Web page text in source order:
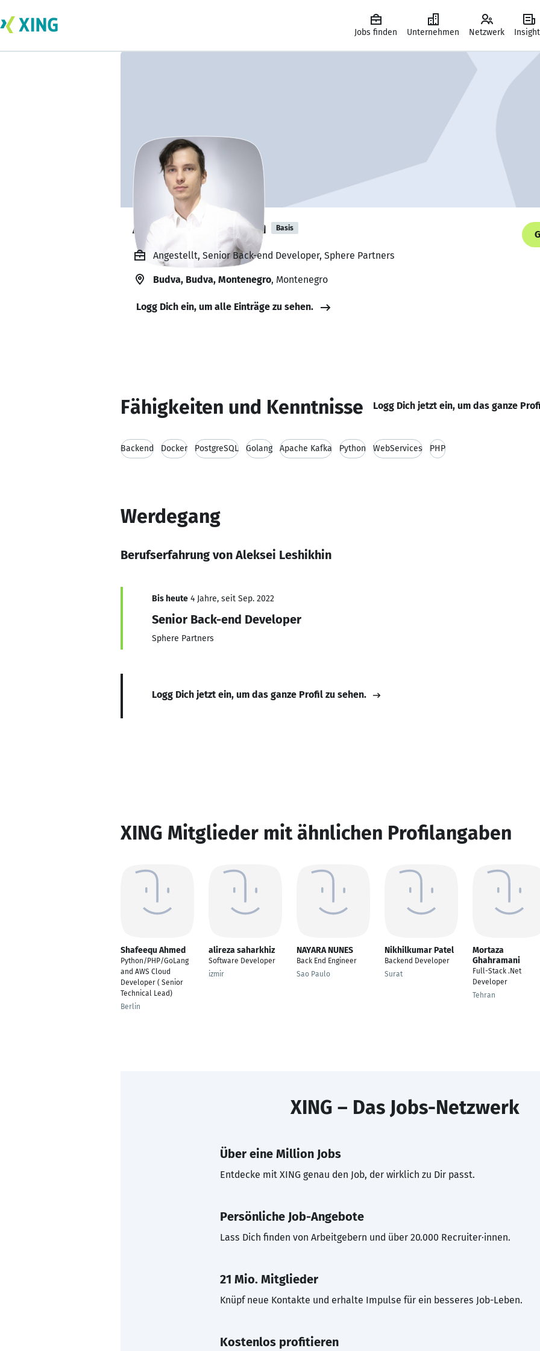
Jobs finden Unternehmen Netzwerk
Aleksei Leshikhin Basis
Angestellt, Senior Back-end Developer, Sphere Partners
Budva, Budva, Montenegro, Montenegro
Logg Dich ein, um alle Einträge zu sehen.
Fähigkeiten und Kenntnisse Logg Dich jetzt ein, um das ganze
Backend Docker PostgreSQL Golang Apache Kafka Python WebServices PHP
Werdegang
Berufserfahrung von Aleksei Leshikhin
Bis heute 4 Jahre, seit Sep. 2022
Senior Back-end Developer
Sphere Partners
Logg Dich jetzt ein, um das ganze Profil zu sehen.
XING Mitglieder mit ähnlichen Profilangaben
Shafeequ Ahmed
Python/PHP/GoLang
and AWS Cloud
Developer ( Senior
Technical Lead)
Berlin
alireza saharkhiz
Software Developer
izmir
NAYARA NUNES
Back End Engineer
Sao Paulo
Nikhilkumar Patel
Backend Developer
Surat
Mortaza
Ghahramani
Full-Stack .Net
Developer
Tehran
XING – Das Jobs-Netzwerk
Über eine Million Jobs
Entdecke mit XING genau den Job, der wirklich zu Dir passt.
Persönliche Job-Angebote
Lass Dich finden von Arbeitgebern und über 20.000 Recruiter·innen.
21 Mio. Mitglieder
Knüpf neue Kontakte und erhalte Impulse für ein besseres Job-Leben.
Kostenlos profitieren